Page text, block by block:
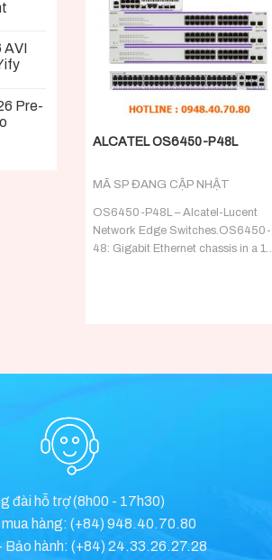
AVI
Pre-
ALCATEL OS6450-P48L
MÃ SP ĐANG CẬP NHẬT
OS6450-P48L – Alcatel-Lucent
Network Edge Switches.OS6450-
48: Gigabit Ethernet chassis in a 1U
đài hỗ trợ (8h00 - 17h30)
hàng: (+84) 948.40.70.80
Bảo hành: (+84) 24.33.26.27.28